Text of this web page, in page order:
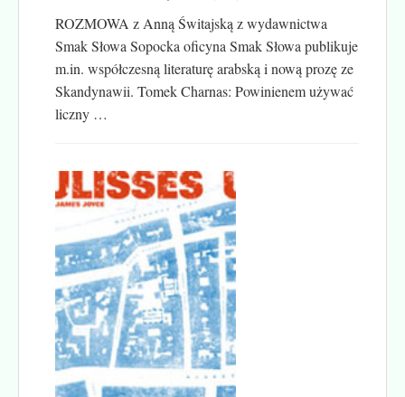
ROZMOWA z Anną Świtajską z wydawnictwa
Smak Słowa Sopocka oficyna Smak Słowa publikuje
m.in. współczesną literaturę arabską i nową prozę ze
Skandynawii. Tomek Charnas: Powinienem używać
liczny …